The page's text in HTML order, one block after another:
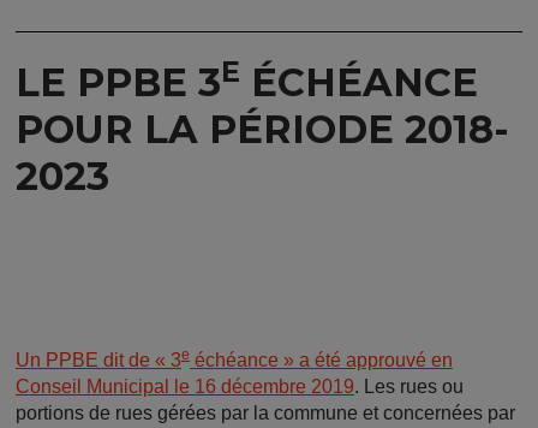
LE PPBE 3E ÉCHÉANCE
POUR LA PÉRIODE 2018-
2023
Un PPBE dit de « 3e échéance » a été approuvé en
Conseil Municipal le 16 décembre 2019. Les rues ou
portions de rues gérées par la commune et concernées par